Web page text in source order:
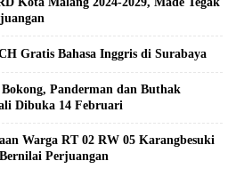
Gratis Bahasa Inggris di Surabaya
Panderman dan Buthak
Dibuka 14 Februari
Warga RT 02 RW 05 Karangbesuki
Perjuangan